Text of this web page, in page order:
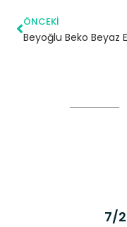
ÖNCEKI
7/